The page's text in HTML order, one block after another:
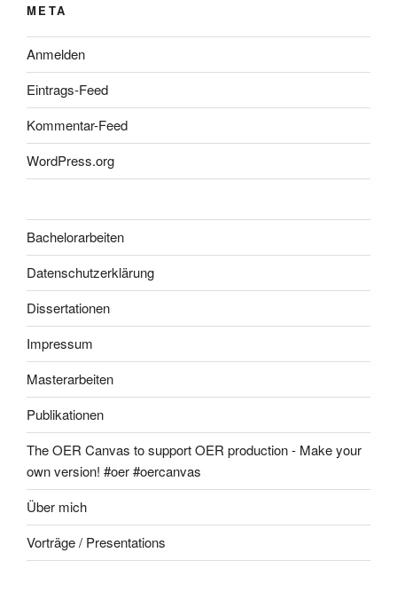
META
Anmelden
Eintrags-Feed
Kommentar-Feed
WordPress.org
Bachelorarbeiten
Datenschutzerklärung
Dissertationen
Impressum
Masterarbeiten
Publikationen
The OER Canvas to support OER production - Make your
own version! #oer #oercanvas
Über mich
Vorträge / Presentations